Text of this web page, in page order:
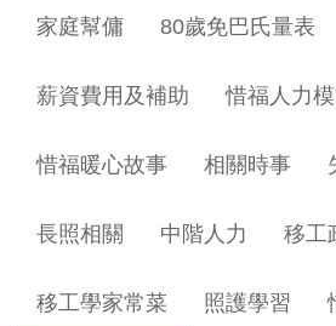
家庭幫傭 80歲免巴氏量表
薪資費用及補助 惜福人力
惜福暖心故事 相關時事
長照相關 中階人力 移工
移工學家常菜 照護學習